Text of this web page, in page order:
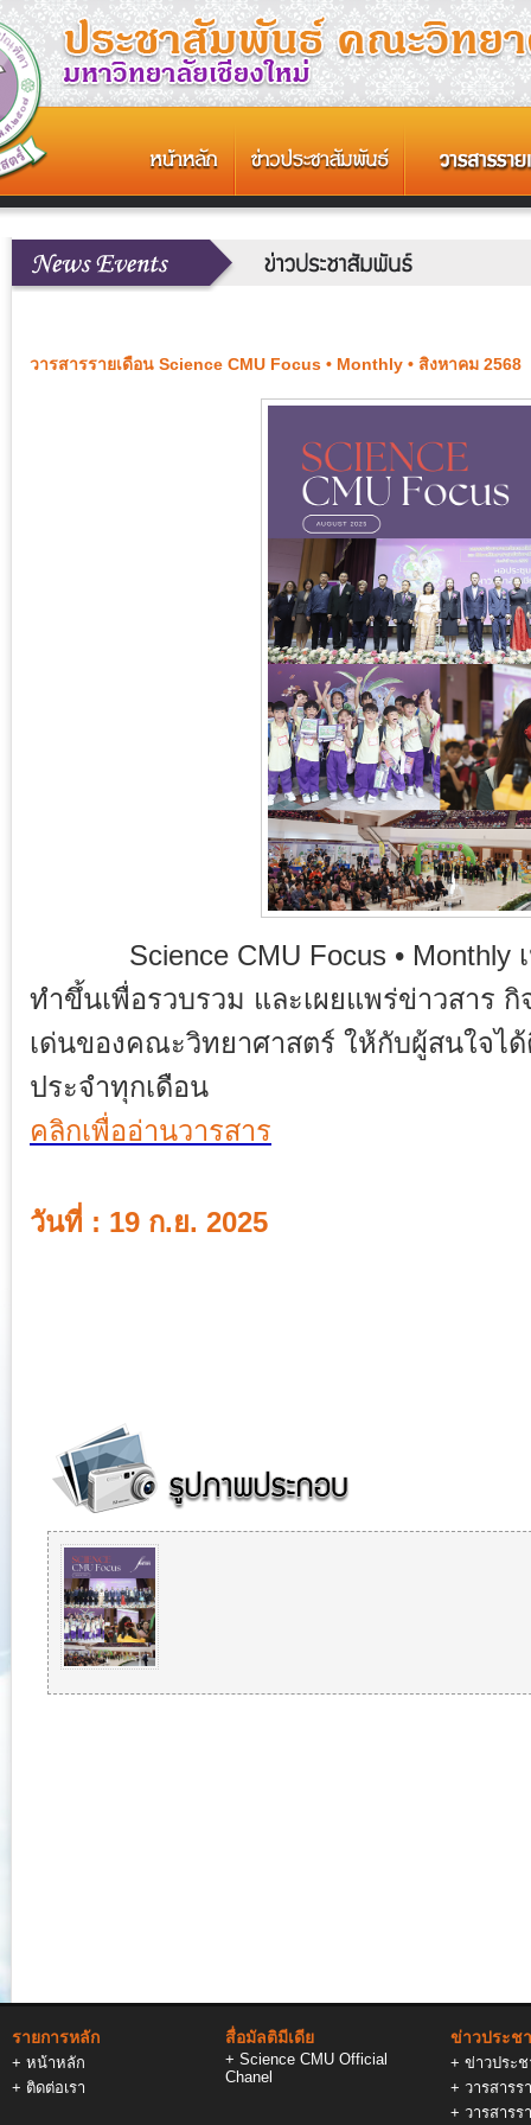
วารสารรายเดือน Science CMU Focus • Monthly • สิงหาคม 2568
Science CMU Focus • Monthly เ
ทำขึ้นเพื่อรวบรวม และเผยแพร่ข่าวสาร
เด่นของคณะวิทยาศาสตร์ ให้กับผู้สนใจไ
ประจำทุกเดือน
คลิกเพื่ออ่านวารสาร
วันที่ : 19 ก.ย. 2025
รายการหลัก
+ หน้าหลัก
+ ติดต่อเรา
สื่อมัลติมีเดีย
+ Science CMU Official
Chanel
ข่าวประช
+ ข่าวประ
+ วารสารร
+ วารสารร